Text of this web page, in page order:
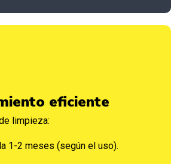
eficiente
limpieza:
1-2 meses (según el uso).